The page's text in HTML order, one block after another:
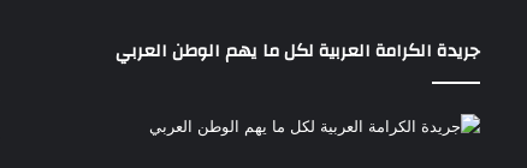
جريدة الكرامة العربية لكل ما يهم الوطن العربي